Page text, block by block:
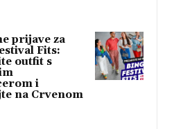
prijave za
Fits:
outfit s
i
na Crvenom